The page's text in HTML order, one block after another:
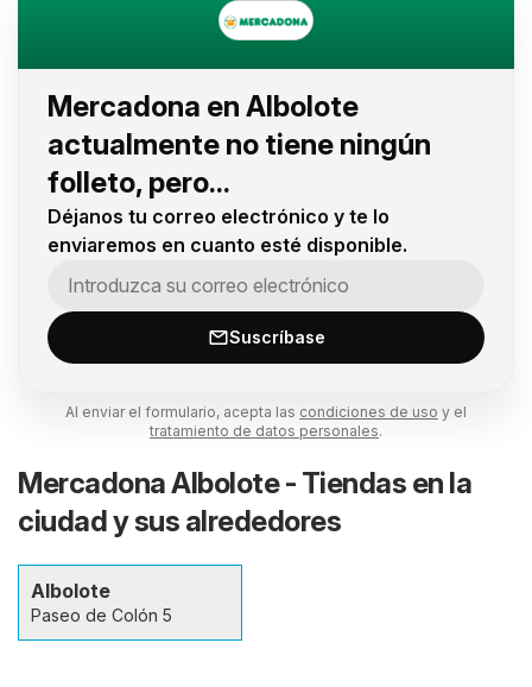
Mercadona en Albolote
actualmente no tiene ningún
folleto, pero...
Déjanos tu correo electrónico y te lo
enviaremos en cuanto esté disponible.
Suscríbase
Al enviar el formulario, acepta las condiciones de uso y el
tratamiento de datos personales.
Mercadona Albolote - Tiendas en la
ciudad y sus alrededores
Albolote
Paseo de Colón 5